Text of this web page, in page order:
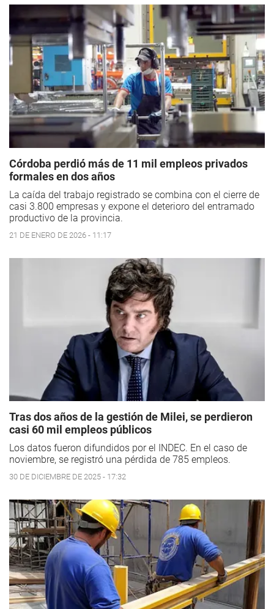
Córdoba perdió más de 11 mil empleos privados
formales en dos años
La caída del trabajo registrado se combina con el cierre de
casi 3.800 empresas y expone el deterioro del entramado
productivo de la provincia.
21 DE ENERO DE 2026 - 11:17
Tras dos años de la gestión de Milei, se perdieron
casi 60 mil empleos públicos
Los datos fueron difundidos por el INDEC. En el caso de
noviembre, se registró una pérdida de 785 empleos.
30 DE DICIEMBRE DE 2025 - 17:32